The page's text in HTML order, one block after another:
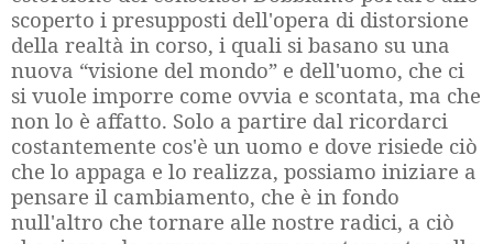
scoperto i presupposti dell'opera di distorsione
della realtà in corso, i quali si basano su una
nuova “visione del mondo” e dell'uomo, che ci
si vuole imporre come ovvia e scontata, ma che
non lo è affatto. Solo a partire dal ricordarci
costantemente cos'è un uomo e dove risiede ciò
che lo appaga e lo realizza, possiamo iniziare a
pensare il cambiamento, che è in fondo
null'altro che tornare alle nostre radici, a ciò